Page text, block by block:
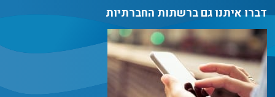
דברו איתנו גם ברשתות החברתיות